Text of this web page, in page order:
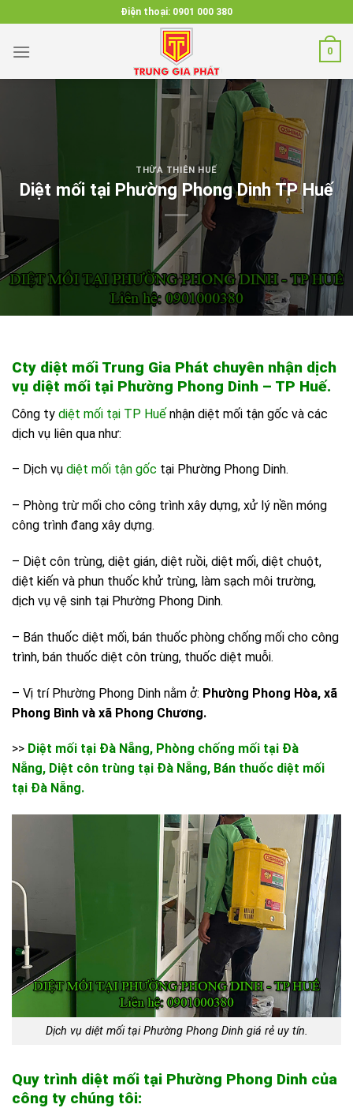
to
content
Điện thoại: 0901 000 380
0
THỪA THIÊN HUẾ
Diệt mối tại Phường Phong Dinh TP Huế
Cty diệt mối Trung Gia Phát chuyên nhận dịch
vụ diệt mối tại Phường Phong Dinh – TP Huế.
Công ty diệt mối tại TP Huế nhận diệt mối tận gốc và các
dịch vụ liên qua như:
– Dịch vụ diệt mối tận gốc tại Phường Phong Dinh.
– Phòng trừ mối cho công trình xây dựng, xử lý nền móng
công trình đang xây dựng.
– Diệt côn trùng, diệt gián, diệt ruồi, diệt mối, diệt chuột,
diệt kiến và phun thuốc khử trùng, làm sạch môi trường,
dịch vụ vệ sinh tại Phường Phong Dinh.
– Bán thuốc diệt mối, bán thuốc phòng chống mối cho công
trình, bán thuốc diệt côn trùng, thuốc diệt muỗi.
– Vị trí Phường Phong Dinh nằm ở: Phường Phong Hòa, xã
Phong Bình và xã Phong Chương.
>> Diệt mối tại Đà Nẵng, Phòng chống mối tại Đà
Nẵng, Diệt côn trùng tại Đà Nẵng, Bán thuốc diệt mối
tại Đà Nẵng.
Dịch vụ diệt mối tại Phường Phong Dinh giá rẻ uy tín.
Quy trình diệt mối tại Phường Phong Dinh của
công ty chúng tôi: